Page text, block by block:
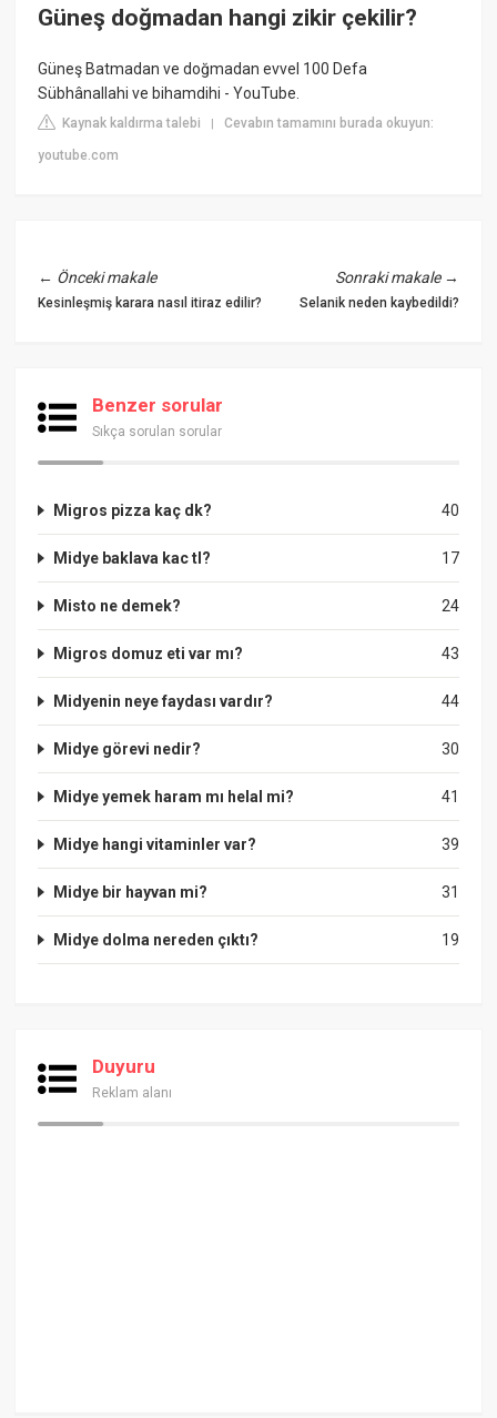
Güneş doğmadan hangi zikir çekilir?
Güneş Batmadan ve doğmadan evvel 100 Defa
Sübhânallahi ve bihamdihi - YouTube.
Kaynak kaldırma talebi |Cevabın tamamını burada okuyun:
youtube.com
← Önceki makale
Kesinleşmiş karara nasıl itiraz edilir?
Sonraki makale→
Selanik neden kaybedildi?
Benzer sorular
Sıkça sorulan sorular
40
Migros pizza kaç dk?
17
Midye baklava kac tl?
24
Misto ne demek?
43
Migros domuz eti var mı?
44
Midyenin neye faydası vardır?
30
Midye görevi nedir?
41
Midye yemek haram mı helal mi?
39
Midye hangi vitaminler var?
31
Midye bir hayvan mi?
19
Midye dolma nereden çıktı?
Duyuru
Reklam alanı